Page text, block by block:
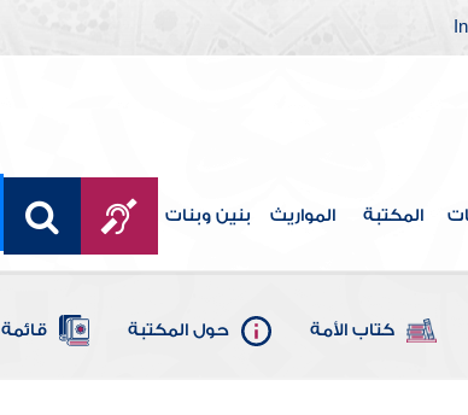
المكتبة المواريث بنين وبنات
كتاب الأمة حول المكتبة